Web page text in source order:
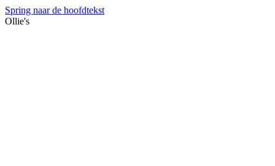
Spring naar de hoofdtekst
Ollie's